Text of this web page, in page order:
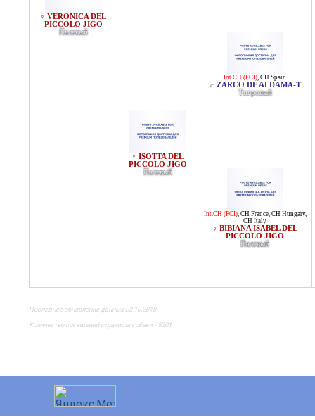
♀ VERONICA DEL
PICCOLO JIGO
Палевый
♀ ISOTTA DEL
PICCOLO JIGO
Палевый
Int.CH (FCI), CH Spain
♂ ZARCO DE ALDAMA-T
Тигровый
Int.CH (FCI), CH France, CH Hungary,
CH Italy
♀ BIBIANA ISABEL DEL
PICCOLO JIGO
Палевый
Последнее обновление данных 02.10.2018
Количество посещений страницы собаки - 5201